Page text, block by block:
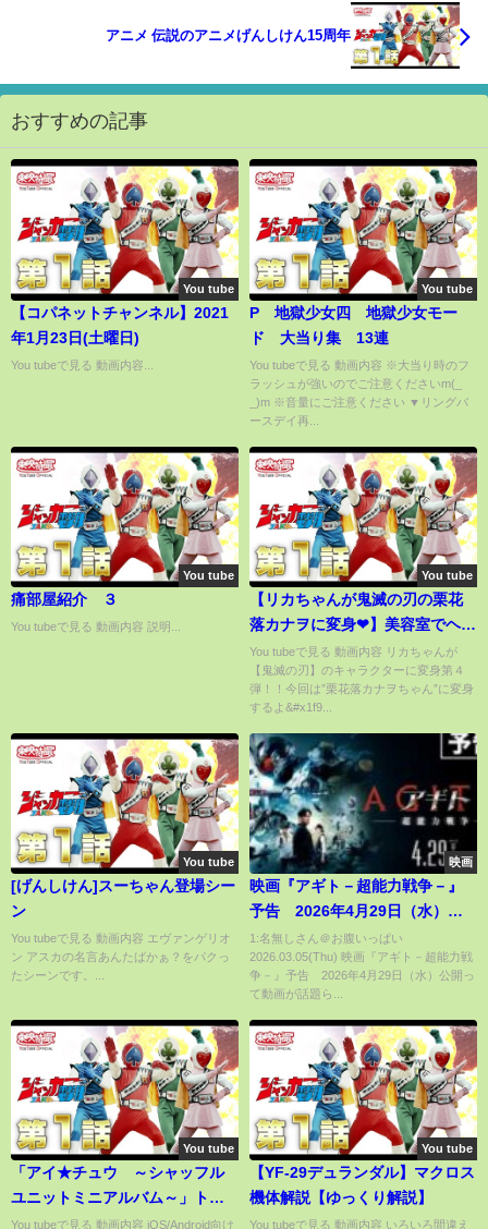
アニメ 伝説のアニメげんしけん15周年
おすすめの記事
You tube
【コパネットチャンネル】2021
年1月23日(土曜日)
You tubeで見る 動画内容...
You tube
P 地獄少女四 地獄少女モー
ド 大当り集 13連
You tubeで見る 動画内容 ※大当り時のフ
ラッシュが強いのでご注意くださいm(_
_)m ※音量にご注意ください ▼リングバ
ースデイ再...
You tube
痛部屋紹介 ３
You tubeで見る 動画内容 説明...
You tube
【リカちゃんが鬼滅の刃の栗花
落カナヲに変身❤︎】美容室でヘア
カットとお絵かきメイクでドー
ルリペイント♪ 可愛くコスプレ
DIY❤︎ Demon Slayer: Kimetsu
You tubeで見る 動画内容 リカちゃんが
【鬼滅の刃】のキャラクターに変身第４
弾！！今回は”栗花落カナヲちゃん”に変身
するよ&#x1f9...
You tube
[げんしけん]スーちゃん登場シー
ン
You tubeで見る 動画内容 エヴァンゲリオ
ン アスカの名言あんたばかぁ？をパクっ
たシーンです。...
映画
映画『アギト－超能力戦争－』
予告 2026年4月29日（水）公
開
1:名無しさん＠お腹いっぱい
2026.03.05(Thu) 映画『アギト－超能力戦
争－』予告 2026年4月29日（水）公開っ
て動画が話題ら...
You tube
「アイ★チュウ ～シャッフル
ユニットミニアルバム～」トレ
ーラー映像
You tubeで見る 動画内容 iOS/Android向け
You tube
【YF-29デュランダル】マクロス
機体解説【ゆっくり解説】
You tubeで見る 動画内容 いろいろ間違え